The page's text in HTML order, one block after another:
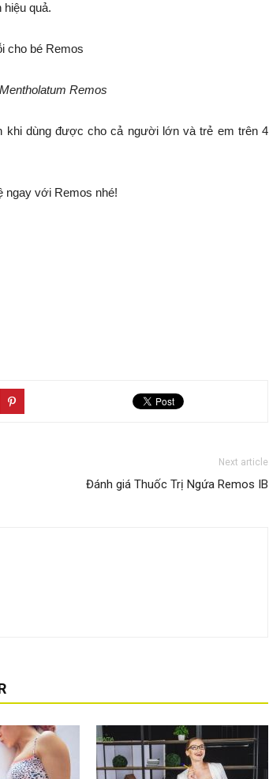
quả.
Remos
khi dùng được cho cả người lớn và trẻ em trên 4
ngay với Remos nhé!
Next article
Đánh giá Thuốc Trị Ngứa Remos IB